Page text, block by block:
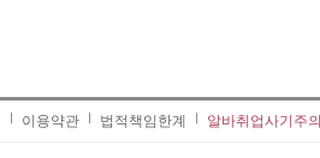
이용약관 법적책임한계 알바취업사기주의